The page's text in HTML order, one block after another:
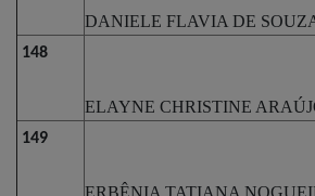
DANIELE FLAVIA DE
148
ELAYNE CHRISTINE
149